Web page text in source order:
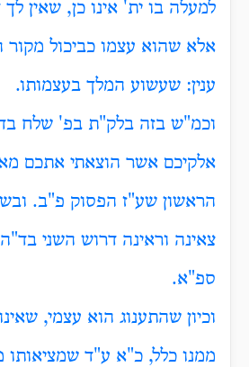
למעלה בו ית' אינו כן, שאין
אלא שהוא עצמו כביכול מקור
ענין: שעשוע המלך בעצמותו.
וכמ"ש בזה בלק"ת בפ' שלח
אלקיכם אשר הוצאתי אתכם
הראשון שע"ז הפסוק פ"ב.
צאינה וראינה דרוש השני
ספ"א.
וכיון שהתענוג הוא עצמי,
ממנו כלל, כ"א ע"ד שמציאותו